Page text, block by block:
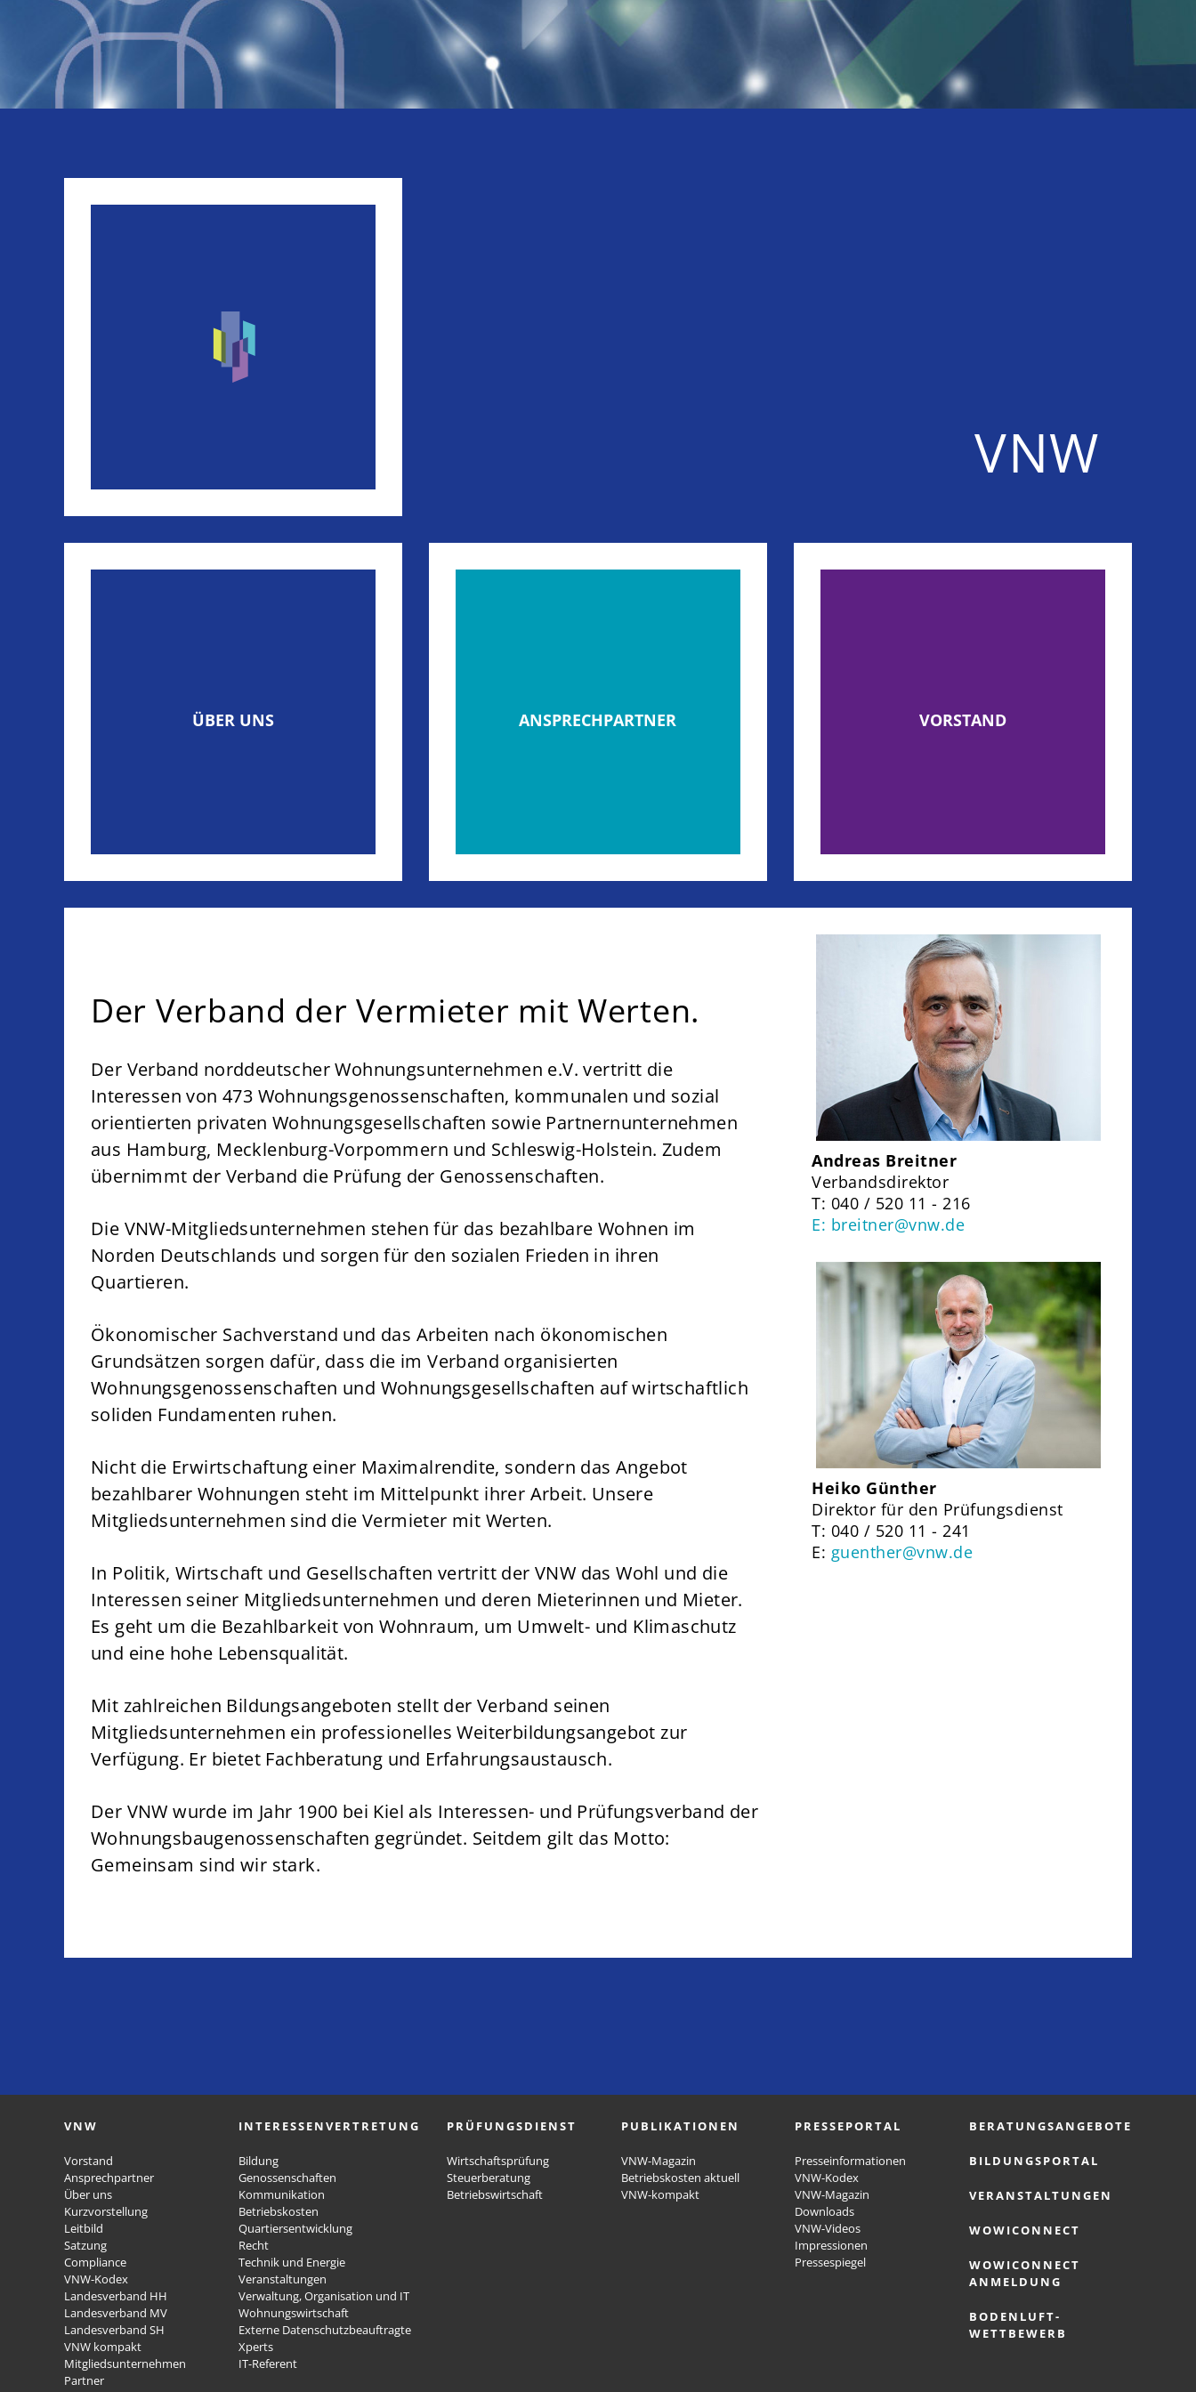
SUBMENU
VNW
ÜBER UNS ANSPRECHPARTNER VORSTAND
Der Verband der Vermieter mit Werten.
Der Verband norddeutscher Wohnungsunternehmen e.V. vertritt die
Interessen von 473 Wohnungsgenossenschaften, kommunalen und sozial
orientierten privaten Wohnungsgesellschaften sowie Partnernunternehmen
aus Hamburg, Mecklenburg-Vorpommern und Schleswig-Holstein. Zudem
übernimmt der Verband die Prüfung der Genossenschaften.
Die VNW-Mitgliedsunternehmen stehen für das bezahlbare Wohnen im
Norden Deutschlands und sorgen für den sozialen Frieden in ihren
Quartieren.
Ökonomischer Sachverstand und das Arbeiten nach ökonomischen
Grundsätzen sorgen dafür, dass die im Verband organisierten
Wohnungsgenossenschaften und Wohnungsgesellschaften auf wirtschaftlich
soliden Fundamenten ruhen.
Nicht die Erwirtschaftung einer Maximalrendite, sondern das Angebot
bezahlbarer Wohnungen steht im Mittelpunkt ihrer Arbeit. Unsere
Mitgliedsunternehmen sind die Vermieter mit Werten.
In Politik, Wirtschaft und Gesellschaften vertritt der VNW das Wohl und die
Interessen seiner Mitgliedsunternehmen und deren Mieterinnen und Mieter.
Es geht um die Bezahlbarkeit von Wohnraum, um Umwelt- und Klimaschutz
und eine hohe Lebensqualität.
Mit zahlreichen Bildungsangeboten stellt der Verband seinen
Mitgliedsunternehmen ein professionelles Weiterbildungsangebot zur
Verfügung. Er bietet Fachberatung und Erfahrungsaustausch.
Der VNW wurde im Jahr 1900 bei Kiel als Interessen- und Prüfungsverband der
Wohnungsbaugenossenschaften gegründet. Seitdem gilt das Motto:
Gemeinsam sind wir stark.
Andreas Breitner
Verbandsdirektor
T: 040 / 520 11 - 216
E: breitner@vnw.de
Heiko Günther
Direktor für den Prüfungsdienst
T: 040 / 520 11 - 241
E: guenther@vnw.de
VNW
Vorstand
Ansprechpartner
Über uns
Kurzvorstellung
Leitbild
Satzung
Compliance
VNW-Kodex
Landesverband HH
Landesverband MV
Landesverband SH
VNW kompakt
Mitgliedsunternehmen
Partner
INTERESSENVERTRETUNG
Bildung
Genossenschaften
Kommunikation
Betriebskosten
Quartiersentwicklung
Recht
Technik und Energie
Veranstaltungen
Verwaltung, Organisation und IT
Wohnungswirtschaft
Externe Datenschutzbeauftragte
Xperts
IT-Referent
PRÜFUNGSDIENST
Wirtschaftsprüfung
Steuerberatung
Betriebswirtschaft
PUBLIKATIONEN
VNW-Magazin
Betriebskosten aktuell
VNW-kompakt
PRESSEPORTAL
Presseinformationen
VNW-Kodex
VNW-Magazin
Downloads
VNW-Videos
Impressionen
Pressespiegel
BERATUNGSANGEBOTE
BILDUNGSPORTAL
VERANSTALTUNGEN
WOWICONNECT
WOWICONNECT
ANMELDUNG
BODENLUFT-
WETTBEWERB